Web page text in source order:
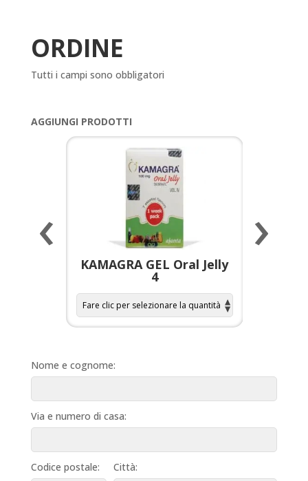
ORDINE
Tutti i campi sono obbligatori
AGGIUNGI PRODOTTI
KAMAGRA GEL Oral Jelly
4
‹ ›
Nome e cognome:
Via e numero di casa:
Codice postale: Città: